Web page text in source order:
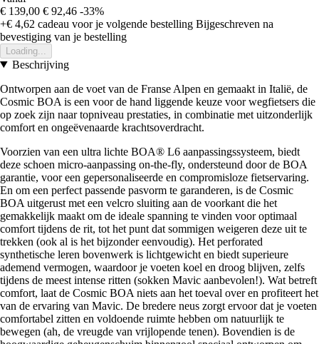
€ 139,00 € 92,46 -33%
+€ 4,62 cadeau voor je volgende bestelling Bijgeschreven na
bevestiging van je bestelling
Loading...
Beschrijving
Ontworpen aan de voet van de Franse Alpen en gemaakt in Italië, de
Cosmic BOA is een voor de hand liggende keuze voor wegfietsers die
op zoek zijn naar topniveau prestaties, in combinatie met uitzonderlijk
comfort en ongeëvenaarde krachtsoverdracht.
Voorzien van een ultra lichte BOA® L6 aanpassingssysteem, biedt
deze schoen micro-aanpassing on-the-fly, ondersteund door de BOA
garantie, voor een gepersonaliseerde en compromisloze fietservaring.
En om een perfect passende pasvorm te garanderen, is de Cosmic
BOA uitgerust met een velcro sluiting aan de voorkant die het
gemakkelijk maakt om de ideale spanning te vinden voor optimaal
comfort tijdens de rit, tot het punt dat sommigen weigeren deze uit te
trekken (ook al is het bijzonder eenvoudig). Het perforated
synthetische leren bovenwerk is lichtgewicht en biedt superieure
ademend vermogen, waardoor je voeten koel en droog blijven, zelfs
tijdens de meest intense ritten (sokken Mavic aanbevolen!). Wat betreft
comfort, laat de Cosmic BOA niets aan het toeval over en profiteert het
van de ervaring van Mavic. De bredere neus zorgt ervoor dat je voeten
comfortabel zitten en voldoende ruimte hebben om natuurlijk te
bewegen (ah, de vreugde van vrijlopende tenen). Bovendien is de